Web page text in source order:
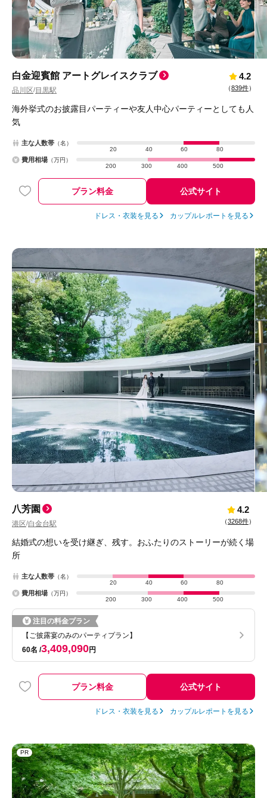
白金迎賓館 アートグレイスクラブ
品川区/目黒駅
4.2
（839件）
海外挙式のお披露目パーティーや友人中心パーティーとしても人
気
主な人数帯 （名）
20
40 60 80
費用相場 （万円）
200
300 400 500
プラン料金 公式サイト
ドレス・衣装を見る カップルレポートを見る
八芳園
港区/白金台駅
4.2
（3268件）
結婚式の想いを受け継ぎ、残す。おふたりのストーリーが続く場
所
主な人数帯 （名）
20
40 60 80
費用相場 （万円）
200
300 400 500
注目の料金プラン
【ご披露宴のみのパーティプラン】
60名 3,409,090円
プラン料金 公式サイト
ドレス・衣装を見る カップルレポートを見る
PR